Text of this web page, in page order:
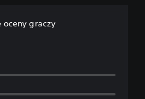
oceny graczy